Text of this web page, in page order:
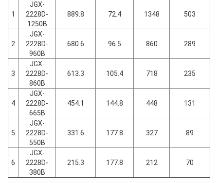
1
JGX-
2228D-
1250B
889.8 72.4 1348 503
2
JGX-
2228D-
960B
680.6 96.5 860 289
3
JGX-
2228D-
860B
613.3 105.4 718 235
4
JGX-
2228D-
665B
454.1 144.8 448 131
5
JGX-
2228D-
550B
331.6 177.8 327 89
6
JGX-
2228D-
380B
215.3 177.8 212 70